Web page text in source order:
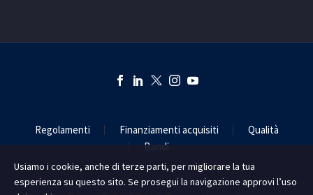
Regolamenti Finanziamenti acquisiti
Qualità
Bandi
Usiamo i cookie, anche di terze parti, per migliorare la tua
esperienza su questo sito. Se prosegui la navigazione approvi l’uso